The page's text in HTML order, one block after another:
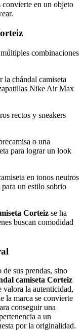
convierte en un objeto
combinaciones
la chándal camiseta
Nike Air Max
rectos y sneakers
o una
para lograr un look
en tonos neutros
un estilo sobrio
Corteiz se ha
buscan comodidad
sus prendas, sino
camiseta Corteiz
la autenticidad,
la marca se convierte
conseguir una
a un
por la originalidad.